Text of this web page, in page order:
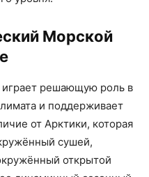
Морской
играет решающую роль в
и поддерживает
от Арктики, которая
сушей,
открытой